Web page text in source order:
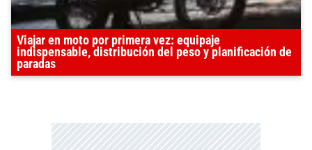
Viajar en moto por primera vez: equipaje
indispensable, distribución del peso y planificación de
paradas